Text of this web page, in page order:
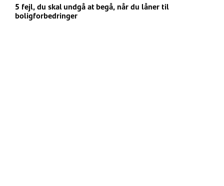
5 fejl, du skal undgå at begå, når du låner til
boligforbedringer